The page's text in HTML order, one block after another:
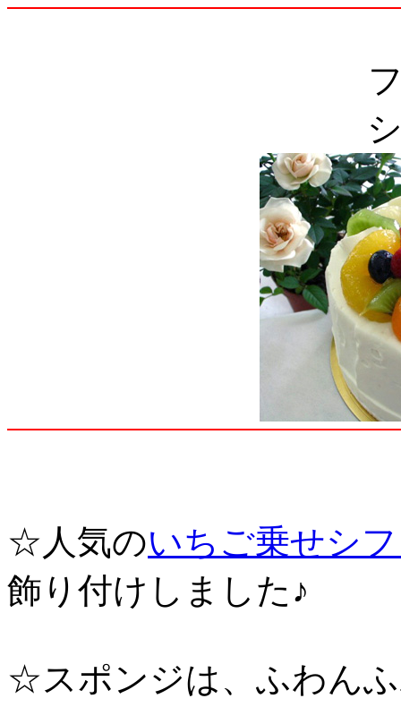
☆人気のいちご乗せシ
飾り付けしました♪
☆スポンジは、ふわん